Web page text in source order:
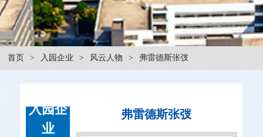
首页 > 入园企业 > 风云人物 > 弗雷德斯张弢
入园企
业
弗雷德斯张弢